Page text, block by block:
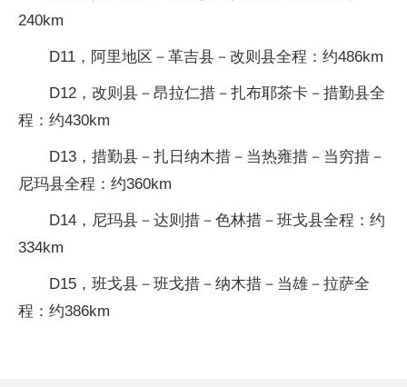
240km
D11，阿里地区－革吉县－改则县全程：约486km
D12，改则县－昂拉仁措－扎布耶茶卡－措勤县全
程：约430km
D13，措勤县－扎日纳木措－当热雍措－当穷措－
尼玛县全程：约360km
D14，尼玛县－达则措－色林措－班戈县全程：约
334km
D15，班戈县－班戈措－纳木措－当雄－拉萨全
程：约386km